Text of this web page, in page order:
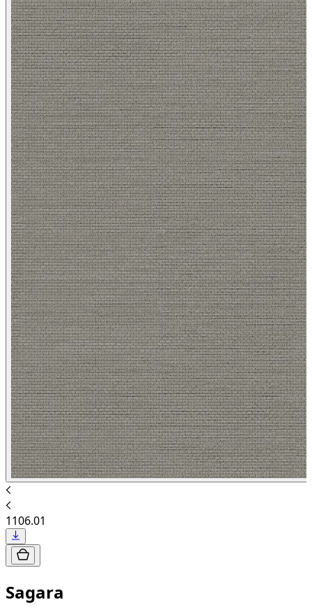
1106.01
Sagara